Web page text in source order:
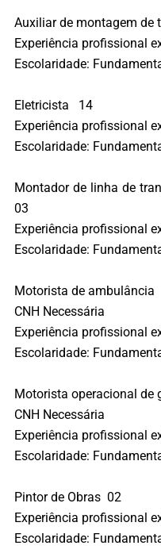
Auxiliar de montagem
Experiência profissional
Escolaridade:
Eletricista 14
Experiência profissional
Escolaridade:
Montador de linha de
03
Experiência profissional
Escolaridade:
Motorista de ambulância
CNH Necessária
Experiência profissional
Escolaridade:
Motorista operacional
CNH Necessária
Experiência profissional
Escolaridade:
Pintor de Obras 02
Experiência profissional
Escolaridade: